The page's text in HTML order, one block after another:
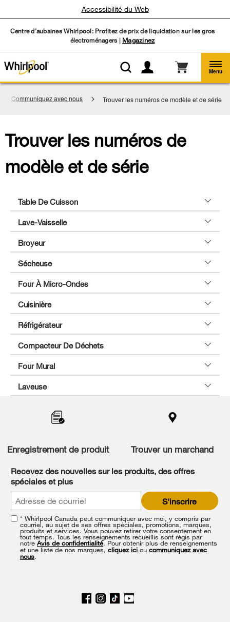
Centre d’aubaines Whirlpool: Profitez de prix de liquidation sur les gros
électroménagers | Magazinez
Accessibilité du Web
Menu
Communiquez avec nous Trouver les numéros de modèle et de série
Trouver les numéros de
modèle et de série
Table De Cuisson
Lave-Vaisselle
Broyeur
Sécheuse
Four À Micro-Ondes
Cuisinière
Réfrigérateur
Compacteur De Déchets
Four Mural
Laveuse
list,
you
find
end
Enregistrement de produit Trouver un marchand
Recevez des nouvelles sur les produits, des offres
spéciales et plus
S'inscrire
* Whirlpool Canada peut communiquer avec moi, y compris par
courriel, au sujet de ses offres spéciales, promotions, marques,
produits et services. Vous pouvez retirer votre consentement en
tout temps. Tous les renseignements recueillis sont régis par
notre Avis de confidentialité. Pour obtenir plus de renseignements
et une liste de nos marques, cliquez ici ou communiquez avec
nous.